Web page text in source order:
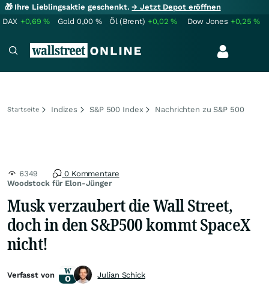
🎁 Ihre Lieblingsaktie geschenkt.→ Jetzt Depot eröffnen
DAX +0,69% Gold 0,00 % Öl (Brent) +0,02% Dow Jones +0,25%
Startseite Indizes S&P 500 Index Nachrichten zu S&P 500
Woodstock für Elon-Jünger
6349 0 Kommentare
Musk verzaubert die Wall Street,
doch in den S&P500 kommt SpaceX
nicht!
Verfasst von Julian Schick